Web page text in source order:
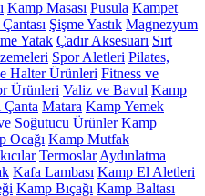
Kamp Masası Pusula Kampet
Şişme Yastık Magnezyum
Yatak Çadır Aksesuarı Sırt
Spor Aletleri Pilates,
Halter Ürünleri Fitness ve
Ürünleri Valiz ve Bavul Kamp
Çanta Matara Kamp Yemek
Soğutucu Ürünler Kamp
Ocağı Kamp Mutfak
Termoslar Aydınlatma
Kafa Lambası Kamp El Aletleri
Kamp Bıçağı Kamp Baltası